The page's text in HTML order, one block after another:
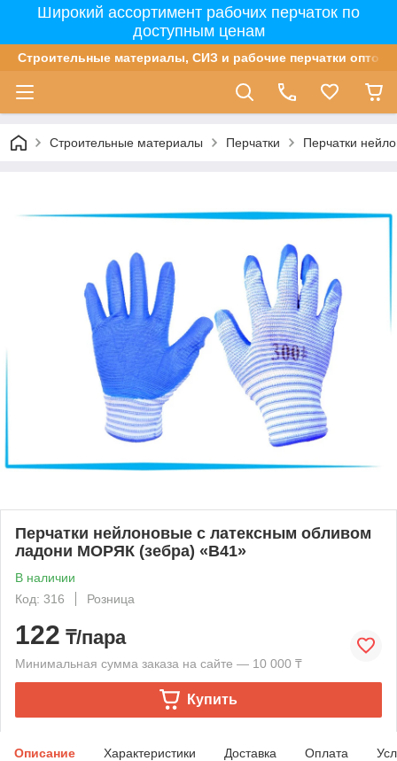
Широкий ассортимент рабочих перчаток по
доступным ценам
Строительные материалы, СИЗ и рабочие перчатки оптом
Строительные материалы Перчатки Перчатки
Перчатки нейлоновые с латексным обливом
ладони МОРЯК (зебра) «В41»
В наличии
Код: 316
Розница
122 ₸/пара
Минимальная сумма заказа на сайте — 10 000 ₸
Купить
Описание Характеристики Доставка Оплата